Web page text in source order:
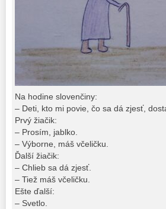
Na hodine slovenčiny:
– Deti, kto mi povie, čo sa dá zjesť,
Prvý žiačik:
– Prosím, jablko.
– Výborne, máš včeličku.
Ďalší žiačik:
– Chlieb sa dá zjesť.
– Tiež máš včeličku.
Ešte ďalší:
– Svetlo.